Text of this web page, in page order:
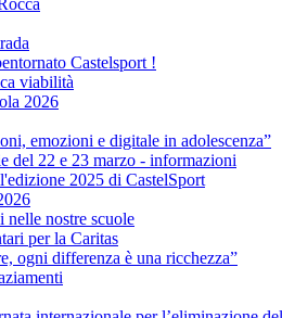
Castelsport !
viabilità
2026
emozioni e digitale in adolescenza”
del 22 e 23 marzo - informazioni
2025 di CastelSport
nelle nostre scuole
per la Caritas
ogni differenza è una ricchezza”